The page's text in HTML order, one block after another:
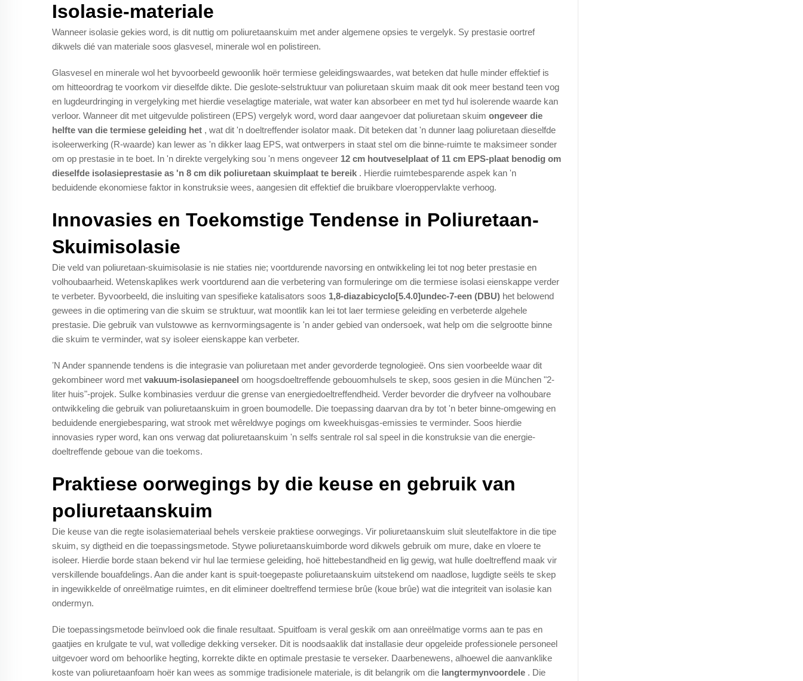
Isolasie-materiale
Wanneer isolasie gekies word, is dit nuttig om poliuretaanskuim met ander algemene opsies te vergelyk. Sy prestasie oortref
dikwels dié van materiale soos glasvesel, minerale wol en polistireen.
Glasvesel en minerale wol het byvoorbeeld gewoonlik hoër termiese geleidingswaardes, wat beteken dat hulle minder effektief is
om hitteoordrag te voorkom vir dieselfde dikte. Die geslote-selstruktuur van poliuretaan skuim maak dit ook meer bestand teen vog
en lugdeurdringing in vergelyking met hierdie veselagtige materiale, wat water kan absorbeer en met tyd hul isolerende waarde kan
verloor. Wanneer dit met uitgevulde polistireen (EPS) vergelyk word, word daar aangevoer dat poliuretaan skuim ongeveer die
helfte van die termiese geleiding het , wat dit 'n doeltreffender isolator maak. Dit beteken dat 'n dunner laag poliuretaan dieselfde
isoleerwerking (R-waarde) kan lewer as 'n dikker laag EPS, wat ontwerpers in staat stel om die binne-ruimte te maksimeer sonder
om op prestasie in te boet. In 'n direkte vergelyking sou 'n mens ongeveer 12 cm houtveselplaat of 11 cm EPS-plaat benodig om
dieselfde isolasieprestasie as 'n 8 cm dik poliuretaan skuimplaat te bereik . Hierdie ruimtebesparende aspek kan 'n
beduidende ekonomiese faktor in konstruksie wees, aangesien dit effektief die bruikbare vloeroppervlakte verhoog.
Innovasies en Toekomstige Tendense in Poliuretaan-
Skuimisolasie
Die veld van poliuretaan-skuimisolasie is nie staties nie; voortdurende navorsing en ontwikkeling lei tot nog beter prestasie en
volhoubaarheid. Wetenskaplikes werk voortdurend aan die verbetering van formuleringe om die termiese isolasi eienskappe verder
te verbeter. Byvoorbeeld, die insluiting van spesifieke katalisators soos 1,8-diazabicyclo[5.4.0]undec-7-een (DBU) het belowend
gewees in die optimering van die skuim se struktuur, wat moontlik kan lei tot laer termiese geleiding en verbeterde algehele
prestasie. Die gebruik van vulstowwe as kernvormingsagente is 'n ander gebied van ondersoek, wat help om die selgrootte binne
die skuim te verminder, wat sy isoleer eienskappe kan verbeter.
ʼN Ander spannende tendens is die integrasie van poliuretaan met ander gevorderde tegnologieë. Ons sien voorbeelde waar dit
gekombineer word met vakuum-isolasiepaneel om hoogsdoeltreffende gebouomhulsels te skep, soos gesien in die München "2-
liter huis"-projek. Sulke kombinasies verduur die grense van energiedoeltreffendheid. Verder bevorder die dryfveer na volhoubare
ontwikkeling die gebruik van poliuretaanskuim in groen boumodelle. Die toepassing daarvan dra by tot 'n beter binne-omgewing en
beduidende energiebesparing, wat strook met wêreldwye pogings om kweekhuisgas-emissies te verminder. Soos hierdie
innovasies ryper word, kan ons verwag dat poliuretaanskuim 'n selfs sentrale rol sal speel in die konstruksie van die energie-
doeltreffende geboue van die toekoms.
Praktiese oorwegings by die keuse en gebruik van
poliuretaanskuim
Die keuse van die regte isolasiemateriaal behels verskeie praktiese oorwegings. Vir poliuretaanskuim sluit sleutelfaktore in die tipe
skuim, sy digtheid en die toepassingsmetode. Stywe poliuretaanskuimborde word dikwels gebruik om mure, dake en vloere te
isoleer. Hierdie borde staan bekend vir hul lae termiese geleiding, hoë hittebestandheid en lig gewig, wat hulle doeltreffend maak vir
verskillende bouafdelings. Aan die ander kant is spuit-toegepaste poliuretaanskuim uitstekend om naadlose, lugdigte seëls te skep
in ingewikkelde of onreëlmatige ruimtes, en dit elimineer doeltreffend termiese brûe (koue brûe) wat die integriteit van isolasie kan
ondermyn.
Die toepassingsmetode beïnvloed ook die finale resultaat. Spuitfoam is veral geskik om aan onreëlmatige vorms aan te pas en
gaatjies en krulgate te vul, wat volledige dekking verseker. Dit is noodsaaklik dat installasie deur opgeleide professionele personeel
uitgevoer word om behoorlike hegting, korrekte dikte en optimale prestasie te verseker. Daarbenewens, alhoewel die aanvanklike
koste van poliuretaanfoam hoër kan wees as sommige tradisionele materiale, is dit belangrik om die langtermynvoordele . Die